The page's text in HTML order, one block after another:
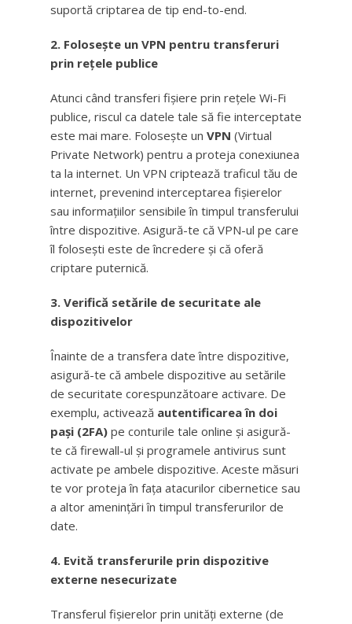
suportă criptarea de tip end-to-end.
2. Folosește un VPN pentru transferuri
prin rețele publice
Atunci când transferi fișiere prin rețele Wi-Fi
publice, riscul ca datele tale să fie interceptate
este mai mare. Folosește un VPN (Virtual
Private Network) pentru a proteja conexiunea
ta la internet. Un VPN criptează traficul tău de
internet, prevenind interceptarea fișierelor
sau informațiilor sensibile în timpul transferului
între dispozitive. Asigură-te că VPN-ul pe care
îl folosești este de încredere și că oferă
criptare puternică.
3. Verifică setările de securitate ale
dispozitivelor
Înainte de a transfera date între dispozitive,
asigură-te că ambele dispozitive au setările
de securitate corespunzătoare activare. De
exemplu, activează autentificarea în doi
pași (2FA) pe conturile tale online și asigură-
te că firewall-ul și programele antivirus sunt
activate pe ambele dispozitive. Aceste măsuri
te vor proteja în fața atacurilor cibernetice sau
a altor amenințări în timpul transferurilor de
date.
4. Evită transferurile prin dispozitive
externe nesecurizate
Transferul fișierelor prin unități externe (de